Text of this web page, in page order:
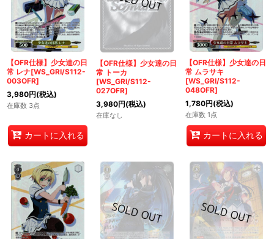
【OFR仕様】少女達の日
常 レナ[WS_GRI/S112-
003OFR]
3,980円(税込)
在庫数 3点
カートに入れる
【OFR仕様】少女達の日
常 トーカ
[WS_GRI/S112-
027OFR]
3,980円(税込)
在庫なし
【OFR仕様】少女達の日
常 ムラサキ
[WS_GRI/S112-
048OFR]
1,780円(税込)
在庫数 1点
カートに入れる